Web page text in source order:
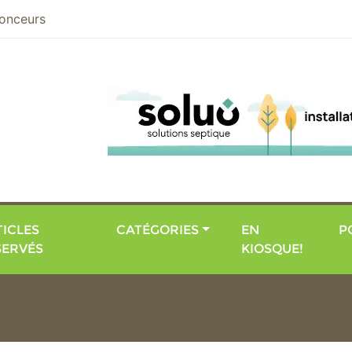
CATÉGORIES
EN
KIOSQUE!